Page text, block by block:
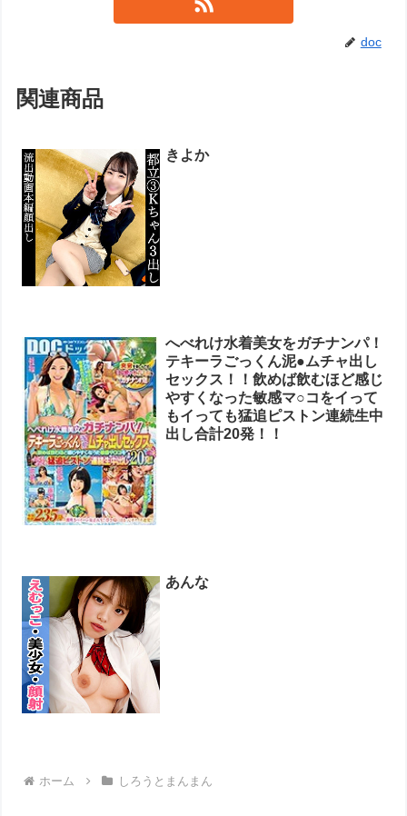
doc
関連商品
きよか
へべれけ水着美女をガチナンパ！
テキーラごっくん泥●ムチャ出し
セックス！！飲めば飲むほど感じ
やすくなった敏感マ○コをイって
もイっても猛追ピストン連続生中
出し合計20発！！
あんな
ホーム しろうとまんまん